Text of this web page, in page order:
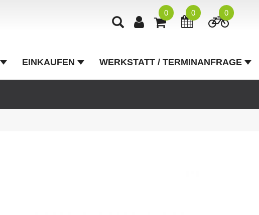
0 0 0
EINKAUFEN WERKSTATT / TERMINANFRAGE